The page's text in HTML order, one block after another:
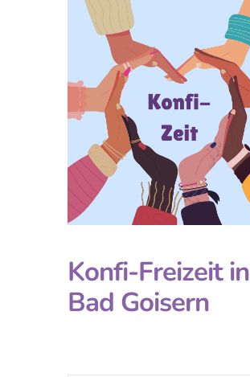
Konfi-Freizeit in
Bad Goisern